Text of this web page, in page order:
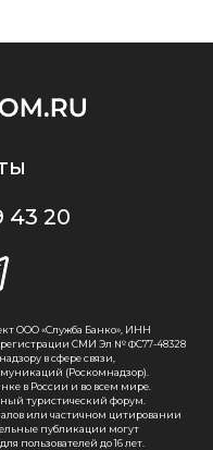
43 20
ООО «Служба Банко», ИНН
о регистрации СМИ Эл № ФС77-48328
в сфере связи,
(Роскомнадзор).
в России и во всем мире.
туристический форум.
или частичном цитировании
публикации могут
пользователей до 16 лет.